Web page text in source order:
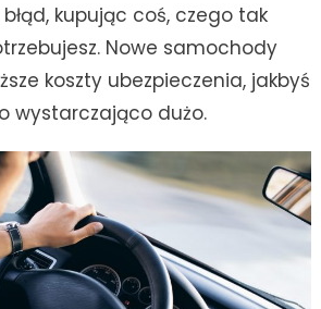
kupując coś, czego tak
Nowe samochody
koszty ubezpieczenia, jakbyś
wystarczająco dużo.